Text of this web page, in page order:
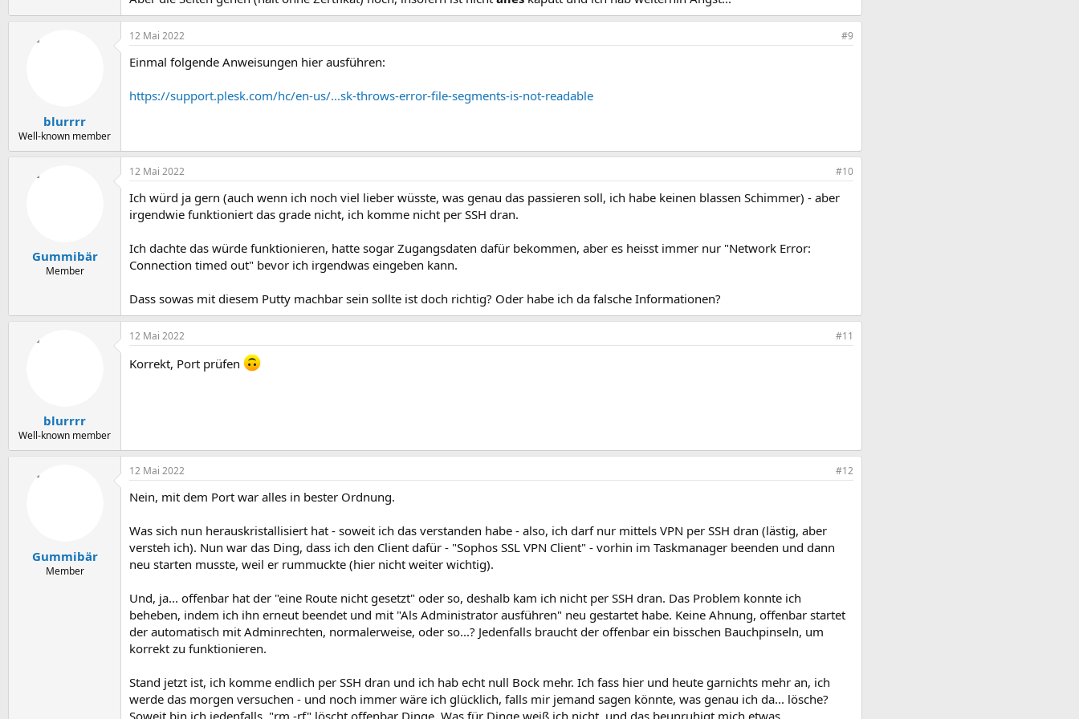
blurrrr
Well-known member
12 Mai 2022 #9
Einmal folgende Anweisungen hier ausführen:
https://support.plesk.com/hc/en-us/...sk-throws-error-file-segments-is-not-readable
Gummibär
Member
12 Mai 2022 #10
Ich würd ja gern (auch wenn ich noch viel lieber wüsste, was genau das passieren soll, ich habe keinen blassen Schimmer) - aber
irgendwie funktioniert das grade nicht, ich komme nicht per SSH dran.
Ich dachte das würde funktionieren, hatte sogar Zugangsdaten dafür bekommen, aber es heisst immer nur "Network Error:
Connection timed out" bevor ich irgendwas eingeben kann.
Dass sowas mit diesem Putty machbar sein sollte ist doch richtig? Oder habe ich da falsche Informationen?
blurrrr
Well-known member
12 Mai 2022 #11
Korrekt, Port prüfen
Gummibär
Member
12 Mai 2022 #12
Nein, mit dem Port war alles in bester Ordnung.
Was sich nun herauskristallisiert hat - soweit ich das verstanden habe - also, ich darf nur mittels VPN per SSH dran (lästig, aber
versteh ich). Nun war das Ding, dass ich den Client dafür - "Sophos SSL VPN Client" - vorhin im Taskmanager beenden und dann
neu starten musste, weil er rummuckte (hier nicht weiter wichtig).
Und, ja... offenbar hat der "eine Route nicht gesetzt" oder so, deshalb kam ich nicht per SSH dran. Das Problem konnte ich
beheben, indem ich ihn erneut beendet und mit "Als Administrator ausführen" neu gestartet habe. Keine Ahnung, offenbar startet
der automatisch mit Adminrechten, normalerweise, oder so...? Jedenfalls braucht der offenbar ein bisschen Bauchpinseln, um
korrekt zu funktionieren.
Stand jetzt ist, ich komme endlich per SSH dran und ich hab echt null Bock mehr. Ich fass hier und heute garnichts mehr an, ich
werde das morgen versuchen - und noch immer wäre ich glücklich, falls mir jemand sagen könnte, was genau ich da... lösche?
Soweit bin ich jedenfalls, "rm -rf" löscht offenbar Dinge. Was für Dinge weiß ich nicht, und das beunruhigt mich etwas.